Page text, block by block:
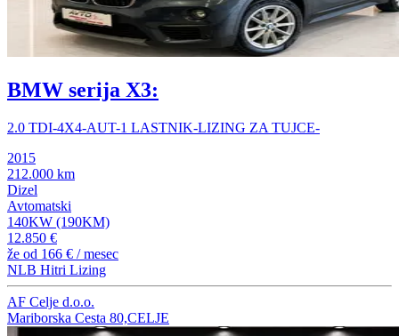
BMW serija X3:
2.0 TDI-4X4-AUT-1 LASTNIK-LIZING ZA TUJCE-
2015
212.000 km
Dizel
Avtomatski
140KW (190KM)
12.850 €
že od 166 € / mesec
NLB Hitri Lizing
AF Celje d.o.o.
Mariborska Cesta 80,CELJE